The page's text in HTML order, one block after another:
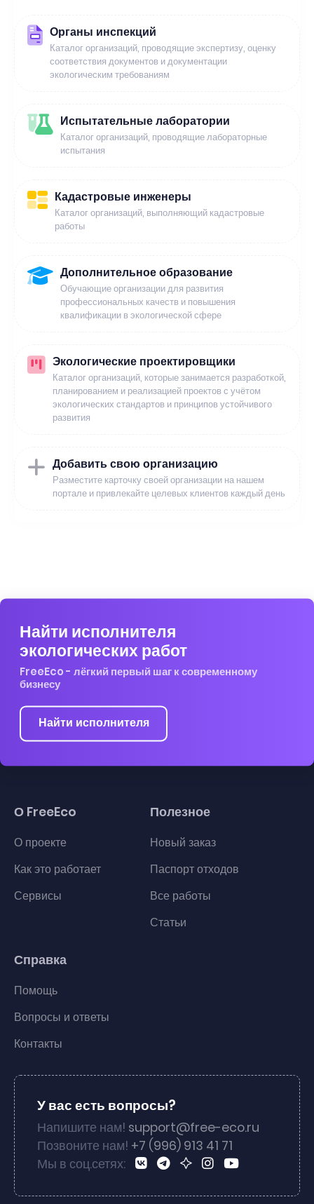
Органы инспекций
Каталог организаций, проводящие экспертизу, оценку
соответствия документов и документации
экологическим требованиям
Испытательные лаборатории
Каталог организаций, проводящие лабораторные
испытания
Кадастровые инженеры
Каталог организаций, выполняющий кадастровые
работы
Дополнительное образование
Обучающие организации для развития
профессиональных качеств и повышения
квалификации в экологической сфере
Экологические проектировщики
Каталог организаций, которые занимается разработкой,
планированием и реализацией проектов с учётом
экологических стандартов и принципов устойчивого
развития
Добавить свою организацию
Разместите карточку своей организации на нашем
портале и привлекайте целевых клиентов каждый день
Найти исполнителя
экологических работ
FreeEco - лёгкий первый шаг к современному
бизнесу
Найти исполнителя
О FreeEco
О проекте
Как это работает
Сервисы
Полезное
Новый заказ
Паспорт отходов
Все работы
Статьи
Справка
Помощь
Вопросы и ответы
Контакты
У вас есть вопросы?
Напишите нам! support@free-eco.ru
Позвоните нам! +7 (996) 913 41 71
Мы в соц.сетях: